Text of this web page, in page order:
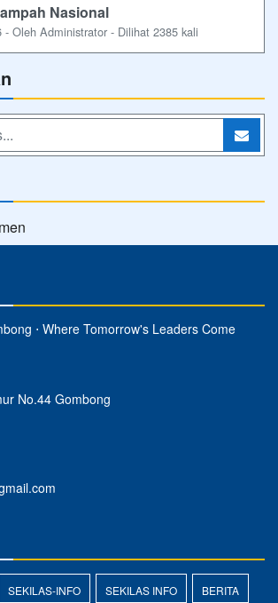
Nasional
- Oleh Administrator - Dilihat 2385 kali
⋅ Where Tomorrow's Leaders Come
No.44 Gombong
SEKILAS-INFO SEKILAS INFO BERITA